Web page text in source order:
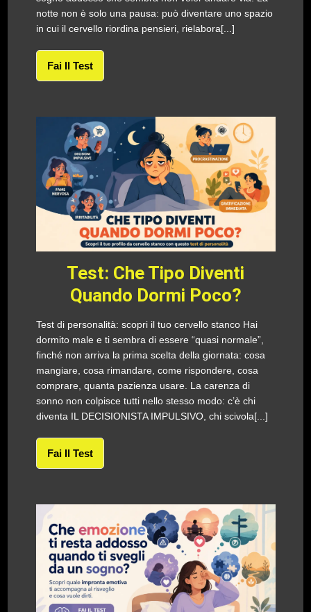
notte non è solo una pausa: può diventare uno spazio
in cui il cervello riordina pensieri, rielabora[...]
Fai Il Test
Test: Che Tipo Diventi
Quando Dormi Poco?
Test di personalità: scopri il tuo cervello stanco Hai
dormito male e ti sembra di essere “quasi normale”,
finché non arriva la prima scelta della giornata: cosa
mangiare, cosa rimandare, come rispondere, cosa
comprare, quanta pazienza usare. La carenza di
sonno non colpisce tutti nello stesso modo: c’è chi
diventa IL DECISIONISTA IMPULSIVO, chi scivola[...]
Fai Il Test